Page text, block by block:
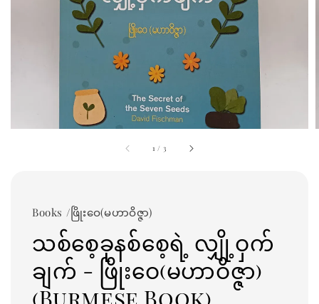
1 / 3
Books /ဖြိုးဝေ(မဟာဝိဇ္ဇာ)
သစ်စေ့ခုနစ်စေ့ရဲ့ လျှို့ဝှက်
ချက် - ဖြိုးဝေ(မဟာဝိဇ္ဇာ)
(Burmese Book)